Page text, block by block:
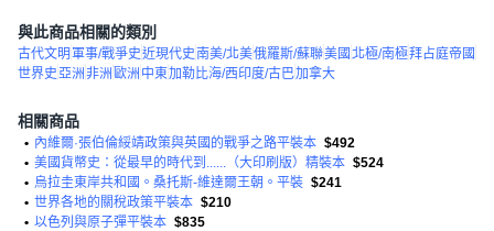
與此商品相關的類別
古代文明軍事/戰爭史近現代史南美/北美俄羅斯/蘇聯美國 北極/南極拜占庭帝國
世界史 亞洲非洲 歐洲 中東加勒比海/西印度/古巴加拿大
相關商品
• 內維爾·張伯倫綏靖政策與英國的戰爭之路平裝本 $492
• 美國貨幣史：從最早的時代到......（大印刷版）精裝本 $524
• 烏拉圭東岸共和國。桑托斯-維達爾王朝。平裝 $241
• 世界各地的關稅政策平裝本 $210
• 以色列與原子彈平裝本 $835